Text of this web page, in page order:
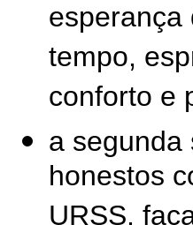
tempo,
conforto e
a segunda
honestos